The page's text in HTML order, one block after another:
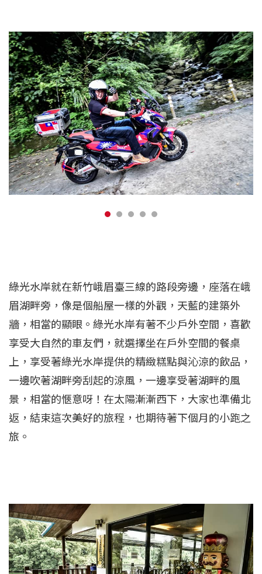
綠光水岸就在新竹峨眉臺三線的路段旁邊，座落在峨
眉湖畔旁，像是個船屋一樣的外觀，天藍的建築外
牆，相當的顯眼。綠光水岸有著不少戶外空間，喜歡
享受大自然的車友們，就選擇坐在戶外空間的餐桌
上，享受著綠光水岸提供的精緻糕點與沁涼的飲品，
一邊吹著湖畔旁刮起的涼風，一邊享受著湖畔的風
景，相當的愜意呀！在太陽漸漸西下，大家也準備北
返，結束這次美好的旅程，也期待著下個月的小跑之
旅。